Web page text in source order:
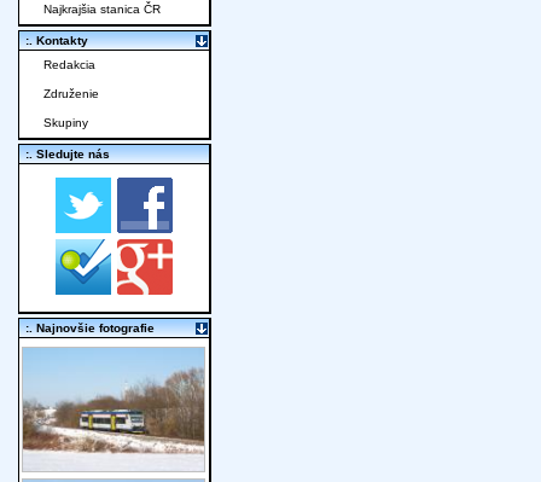
Najkrajšia stanica ČR
:. Kontakty
Redakcia
Združenie
Skupiny
:. Sledujte nás
:. Najnovšie fotografie